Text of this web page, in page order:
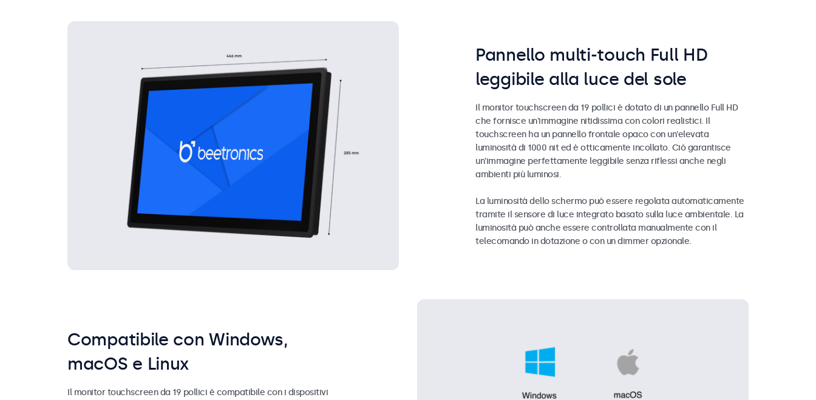
Pannello multi-touch Full HD
leggibile alla luce del sole
Il monitor touchscreen da 19 pollici è dotato di un pannello Full HD
che fornisce un'immagine nitidissima con colori realistici. Il
touchscreen ha un pannello frontale opaco con un'elevata
luminosità di 1000 nit ed è otticamente incollato. Ciò garantisce
un'immagine perfettamente leggibile senza riflessi anche negli
ambienti più luminosi.
La luminosità dello schermo può essere regolata automaticamente
tramite il sensore di luce integrato basato sulla luce ambientale. La
luminosità può anche essere controllata manualmente con il
telecomando in dotazione o con un dimmer opzionale.
Compatibile con Windows,
macOS e Linux
Il monitor touchscreen da 19 pollici è compatibile con i dispositivi